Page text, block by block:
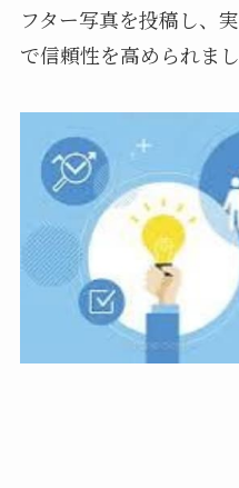
フター写真を投稿し、
で信頼性を高められまし